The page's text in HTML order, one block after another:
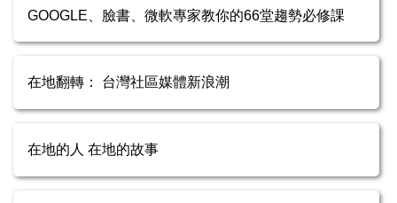
GOOGLE、臉書、微軟專家教你的66堂趨勢必修課
在地翻轉： 台灣社區媒體新浪潮
在地的人 在地的故事